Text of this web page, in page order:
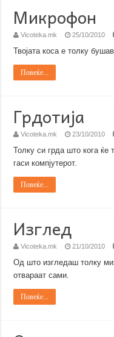
Микрофон
Vicoteka.mk 25/10/2010
Твојата коса е толку
Повеќе...
Грдотија
Vicoteka.mk 23/10/2010
Толку си грда што кога
гаси компјутерот.
Повеќе...
Изглед
Vicoteka.mk 21/10/2010
Од што изгледаш толку
отвараат сами.
Повеќе...